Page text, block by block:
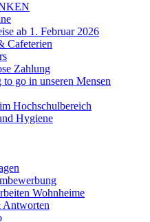
ab 1. Februar 2026
Cafeterien
Zahlung
go in unseren Mensen
Hochschulbereich
Hygiene
Wohnheime
Antworten